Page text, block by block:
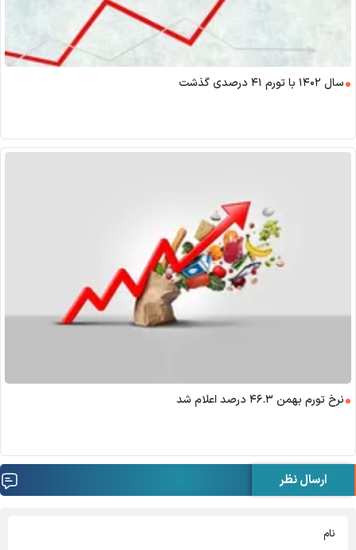
سال ۱۴۰۲ با تورم ۴۱ درصدی گذشت
نرخ تورم بهمن ۴۶.۳ درصد اعلام شد
ارسال نظر